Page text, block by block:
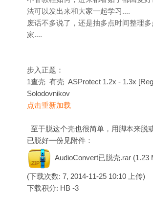
法可以发出来和大家一起学习....
废话不多说了，还是抽多点时间整理
家....
步入正题：
1查壳 有壳 ASProtect 1.2x - 1.3x
Solodovnikov
点击重新加载
至于脱这个壳也很简单，用脚本来脱
已脱好一份见附件：
AudioConvert已脱壳.rar (1.23
(下载次数: 7, 2014-11-25 10:10 上传)
下载积分: HB -3